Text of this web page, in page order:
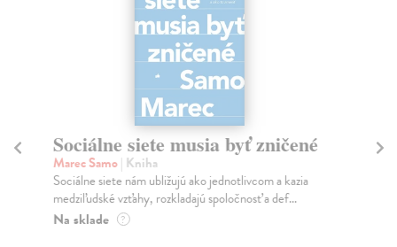
Sociálne siete musia byť zničené
Marec Samo| Kniha
Sociálne siete nám ubližujú ako jednotlivcom a kazia
medziľudské vzťahy, rozkladajú spoločnosť a def...
Na sklade ?